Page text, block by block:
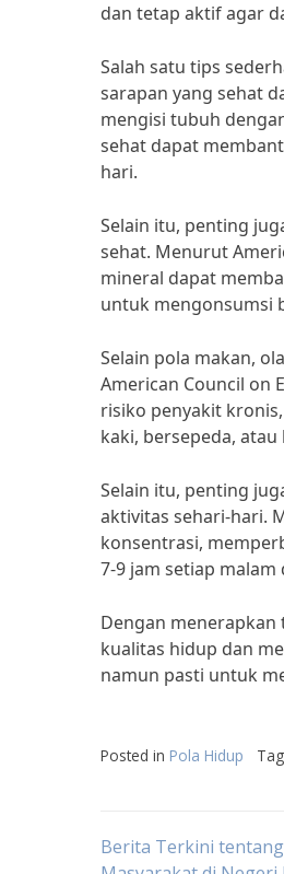
dan tetap aktif agar
Salah satu tips
sarapan yang sehat
mengisi tubuh
sehat dapat
hari.
Selain itu, penting
sehat. Menurut
mineral dapat
untuk mengonsumsi
Selain pola makan,
American Council on
risiko penyakit
kaki, bersepeda,
Selain itu, penting
aktivitas sehari-hari.
konsentrasi,
7-9 jam setiap
Dengan
kualitas hidup dan
namun pasti untuk
Posted in Pola Hidup
Post
Berita Terkini